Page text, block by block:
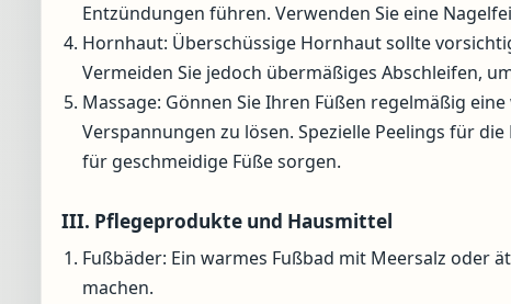
Entzündungen führen. Verwenden Sie eine
Hornhaut: Überschüssige Hornhaut sollte
Vermeiden Sie jedoch übermäßiges Abschleifen,
Massage: Gönnen Sie Ihren Füßen regelmäßig
Verspannungen zu lösen. Spezielle Peelings für
für geschmeidige Füße sorgen.
III. Pflegeprodukte und Hausmittel
Fußbäder: Ein warmes Fußbad mit Meersalz oder
machen.